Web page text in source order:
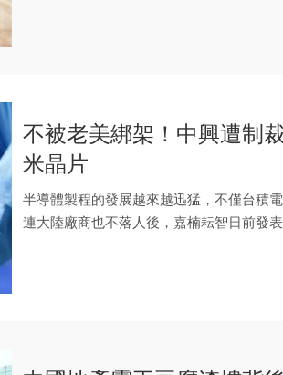
不被老美綁架！中興遭制
米晶片
半導體製程的發展越來越迅猛，不僅台積
連大陸廠商也不落人後，嘉楠耘智日前發